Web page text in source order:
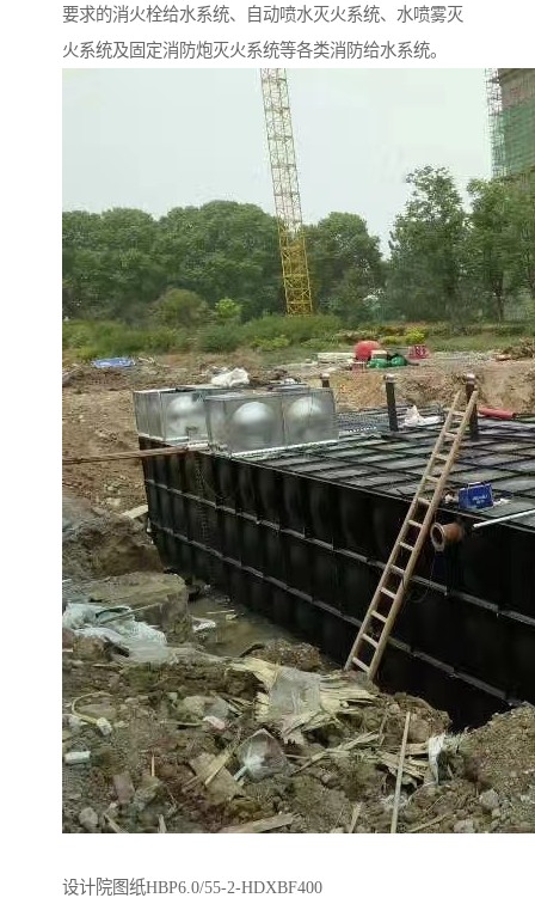
要求的消火栓给水系统、自动喷水灭火系统、水喷雾灭
火系统及固定消防炮灭火系统等各类消防给水系统。
设计院图纸HBP6.0/55-2-HDXBF400